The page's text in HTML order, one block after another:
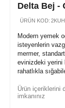
Delta Bej -
ÜRÜN KOD:
Modern yemek
isteyenlerin
mermer,
evinizdeki yerini
rahatlıkla
Ürün içeriklerini
imkanınız